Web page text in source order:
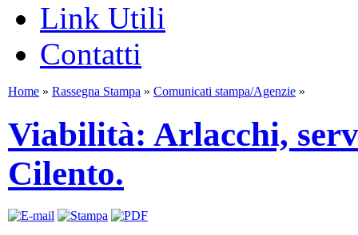
Link Utili
Contatti
Home » Rassegna Stampa » Comunicati stampa/Agenzie »
Viabilità: Arlacchi,
Cilento.